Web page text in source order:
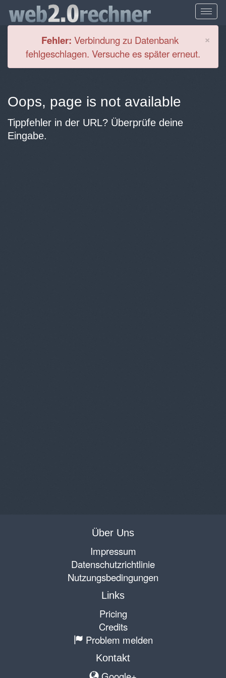
×
Fehler: Verbindung zu Datenbank
fehlgeschlagen. Versuche es später erneut.
Oops, page is not available
Tippfehler in der URL? Überprüfe deine
Eingabe.
Über Uns
Impressum
Datenschutzrichtlinie
Nutzungsbedingungen
Links
Pricing
Credits
Problem melden
Kontakt